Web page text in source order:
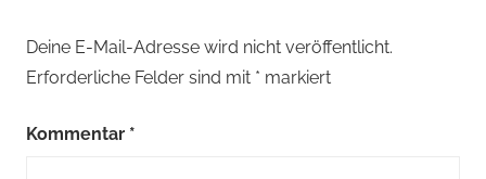
Deine E-Mail-Adresse wird nicht veröffentlicht.
Erforderliche Felder sind mit * markiert
Kommentar *